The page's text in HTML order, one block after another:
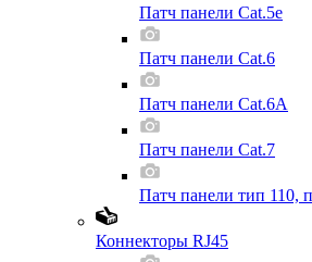
Патч панели Cat.5e
Патч панели Cat.6
Патч панели Cat.6A
Патч панели Cat.7
Патч панели тип 110,
Коннекторы RJ45